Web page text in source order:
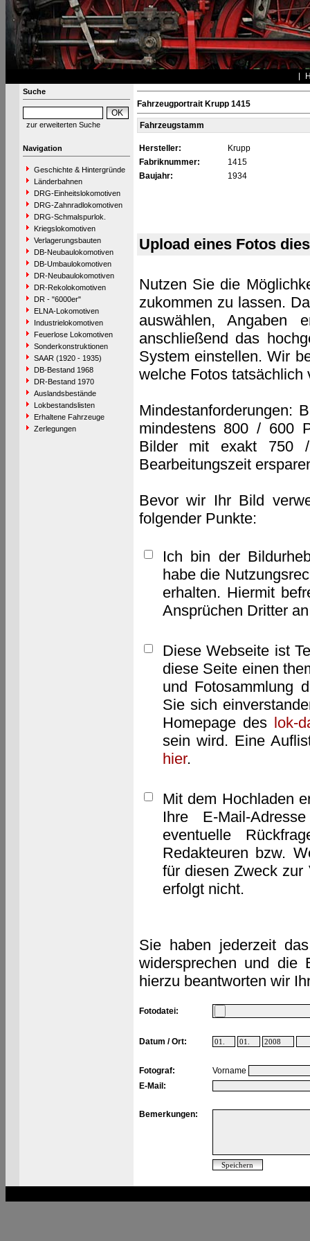
Suche
zur erweiterten Suche
Navigation
Geschichte & Hintergründe
Länderbahnen
DRG-Einheitslokomotiven
DRG-Zahnradlokomotiven
DRG-Schmalspurlok.
Kriegslokomotiven
Verlagerungsbauten
DB-Neubaulokomotiven
DB-Umbaulokomotiven
DR-Neubaulokomotiven
DR-Rekolokomotiven
DR - "6000er"
ELNA-Lokomotiven
Industrielokomotiven
Feuerlose Lokomotiven
Sonderkonstruktionen
SAAR (1920 - 1935)
DB-Bestand 1968
DR-Bestand 1970
Auslandsbestände
Lokbestandslisten
Erhaltene Fahrzeuge
Zerlegungen
Fahrzeugportrait Krupp 1415
Fahrzeugstamm
Hersteller:
Krupp
Fabriknummer:
1415
Baujahr:
1934
Upload eines Fotos
Nutzen Sie die
zukommen zu lassen.
auswählen, Angaben
anschließend das
System einstellen. Wir
welche Fotos tatsächlich
Mindestanforderungen:
mindestens 800 / 600
Bilder mit exakt 750
Bearbeitungszeit
Bevor wir Ihr Bild
folgender Punkte:
Ich bin der
habe die
erhalten. Hiermit
Ansprüchen Dritter
Diese Webseite ist
diese Seite einen
und Fotosammlung
Sie sich
Homepage des lok-
sein wird. Eine
hier.
Mit dem Hochladen
Ihre E-Mail-
eventuelle
Redakteuren bzw.
für diesen Zweck zur
erfolgt nicht.
Sie haben jederzeit
widersprechen und die
hierzu beantworten wir
Fotodatei:
Datum / Ort:
Fotograf:
Vorname
E-Mail:
Bemerkungen: